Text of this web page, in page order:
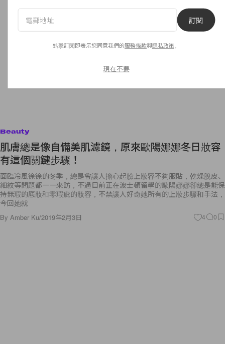
Beauty
肌膚總是像自備美肌濾鏡，原來歐陽娜娜冬日妝容
有這個關鍵步驟！
面臨冷風徐徐的冬季，總是會讓人擔心起臉上妝容不夠服貼，乾燥脫皮、
細紋等問題都一一來訪，不過目前正在波士頓留學的歐陽娜娜卻總是能保
持無瑕的底妝和零瑕疵的妝容，不禁讓人好奇她所有的上妝步驟和手法，
今回她就
By Amber Ku/2019年2月3日 4 0
訂閱
點擊訂閱即表示您同意我們的服務條款與隱私政策
現在不要